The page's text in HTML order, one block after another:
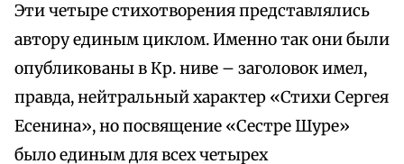
Эти четыре стихотворения представлялись
автору единым циклом. Именно так они были
опубликованы в Кр. ниве – заголовок имел,
правда, нейтральный характер «Стихи Сергея
Есенина», но посвящение «Сестре Шуре»
было единым для всех четырех